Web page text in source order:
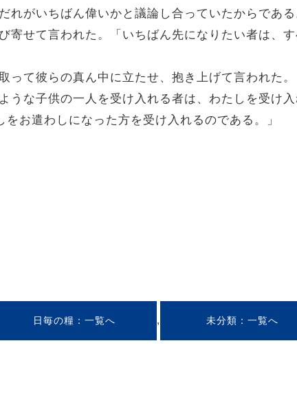
れがいちばん偉いかと議論し合っていたからである
寄せて言われた。「いちばん先になりたい者は、
って彼らの真ん中に立たせ、抱き上げて言われた。
うな子供の一人を受け入れる者は、わたしを受け
お遣わしになった方を受け入れるのである。」
日毎の糧 , 未分類